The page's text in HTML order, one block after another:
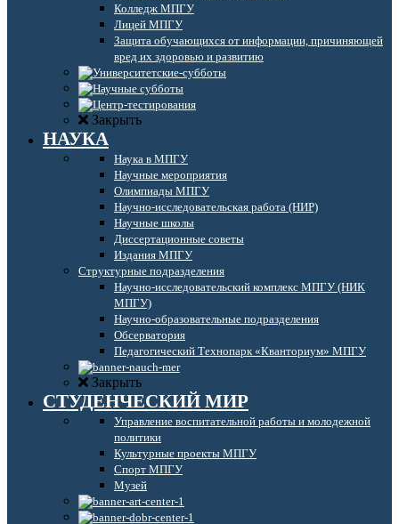
Колледж МПГУ
Лицей МПГУ
Защита обучающихся от информации, причиняющей
вред их здоровью и развитию
Закрыть
НАУКА
Наука в МПГУ
Научные мероприятия
Олимпиады МПГУ
Научно-исследовательская работа (НИР)
Научные школы
Диссертационные советы
Издания МПГУ
Структурные подразделения
Научно-исследовательский комплекс МПГУ (НИК
МПГУ)
Научно-образовательные подразделения
Обсерватория
Педагогический Технопарк «Кванториум» МПГУ
Закрыть
СТУДЕНЧЕСКИЙ МИР
Управление воспитательной работы и молодежной
политики
Культурные проекты МПГУ
Спорт МПГУ
Музей